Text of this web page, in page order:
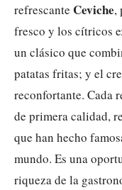
refrescante Ceviche,
fresco y los cítricos
un clásico que
patatas fritas; y el
reconfortante. Cada
de primera calidad,
que han hecho
mundo. Es una
riqueza de la